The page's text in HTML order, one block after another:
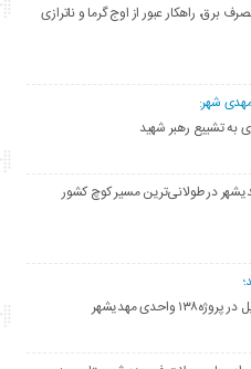
مصرف برق، راهکار عبور از اوج گرما و ناترازی
مهدی شهر:
در طولانی‌ترین مسیر کوچ کشور